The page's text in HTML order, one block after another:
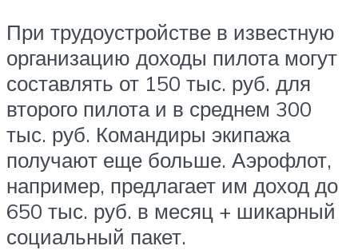
При трудоустройстве в известную
организацию доходы пилота могут
составлять от 150 тыс. руб. для
второго пилота и в среднем 300
тыс. руб. Командиры экипажа
получают еще больше. Аэрофлот,
например, предлагает им доход до
650 тыс. руб. в месяц + шикарный
социальный пакет.